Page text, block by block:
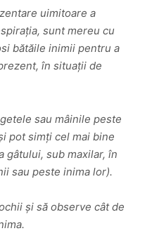
uimitoare a
sunt mereu cu
bătăile inimii pentru a
în situații de
sau mâinile peste
pot simți cel mai bine
gâtului, sub maxilar, în
sau peste inima lor).
și să observe cât de